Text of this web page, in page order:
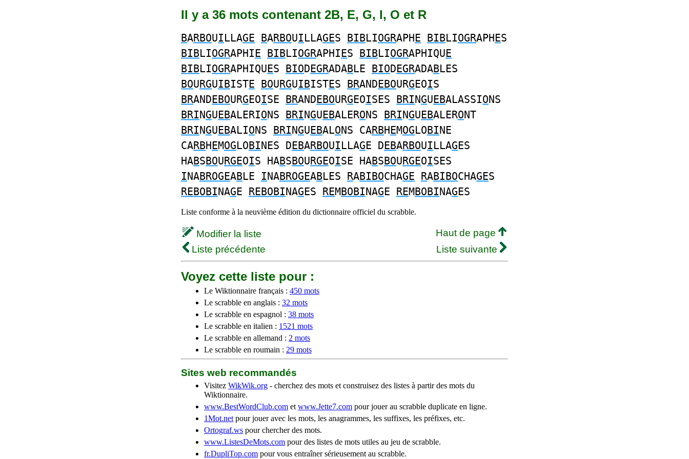
Il y a 36 mots contenant 2B, E, G, I, O et R
BARBOUILLAGE BARBOUILLAGES BIBLIOGRAPHE BIBLIOGRAPHES
BIBLIOGRAPHIE BIBLIOGRAPHIES BIBLIOGRAPHIQUE
BIBLIOGRAPHIQUES BIODEGRADABLE BIODEGRADABLES
BOURGUIBISTE BOURGUIBISTES BRANDEBOURGEOIS
BRANDEBOURGEOISE BRANDEBOURGEOISES BRINGUEBALASSIONS
BRINGUEBALERIONS BRINGUEBALERONS BRINGUEBALERONT
BRINGUEBALIONS BRINGUEBALONS CARBHEMOGLOBINE
CARBHEMOGLOBINES DEBARBOUILLAGE DEBARBOUILLAGES
HABSBOURGEOIS HABSBOURGEOISE HABSBOURGEOISES
INABROGEABLE INABROGEABLES RABIBOCHAGE RABIBOCHAGES
REBOBINAGE REBOBINAGES REMBOBINAGE REMBOBINAGES
Liste conforme à la neuvième édition du dictionnaire officiel du scrabble.
Modifier la liste
Haut de page
Liste précédente
Liste suivante
Voyez cette liste pour :
Le Wiktionnaire français : 450 mots
Le scrabble en anglais : 32 mots
Le scrabble en espagnol : 38 mots
Le scrabble en italien : 1521 mots
Le scrabble en allemand : 2 mots
Le scrabble en roumain : 29 mots
Sites web recommandés
Visitez WikWik.org - cherchez des mots et construisez des listes à partir des mots du
Wiktionnaire.
www.BestWordClub.com et www.Jette7.com pour jouer au scrabble duplicate en ligne.
1Mot.net pour jouer avec les mots, les anagrammes, les suffixes, les préfixes, etc.
Ortograf.ws pour chercher des mots.
www.ListesDeMots.com pour des listes de mots utiles au jeu de scrabble.
fr.DupliTop.com pour vous entraîner sérieusement au scrabble.